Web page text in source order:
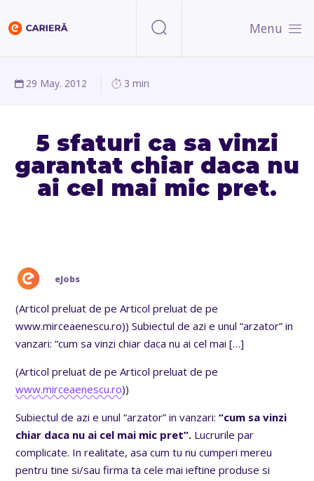
Menu
29 May. 2012 3 min
5 sfaturi ca sa vinzi
garantat chiar daca nu
ai cel mai mic pret.
eJobs
(Articol preluat de pe Articol preluat de pe
www.mirceaenescu.ro)) Subiectul de azi e unul “arzator” in
vanzari: “cum sa vinzi chiar daca nu ai cel mai […]
(Articol preluat de pe Articol preluat de pe
www.mirceaenescu.ro))
Subiectul de azi e unul “arzator” in vanzari:“cum sa vinzi
chiar daca nu ai cel mai mic pret”. Lucrurile par
complicate. In realitate, asa cum tu nu cumperi mereu
pentru tine si/sau firma ta cele mai ieftine produse si